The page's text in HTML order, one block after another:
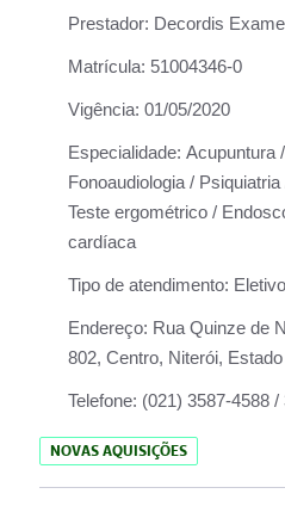
Prestador: Decordis
Matrícula: 51004346-0
Vigência: 01/05/2020
Especialidade: Acupuntura
Fonoaudiologia /
Teste ergométrico /
cardíaca
Tipo de atendimento: Eletivo
Endereço: Rua Quinze de
802, Centro, Niterói,
Telefone: (021) 3587-4588
NOVAS AQUISIÇÕES